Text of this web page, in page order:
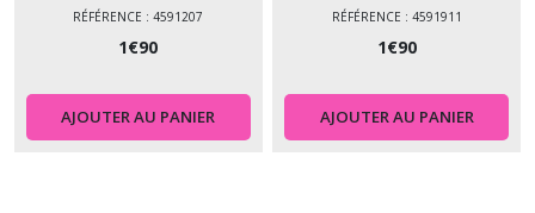
RÉFÉRENCE : 4591207
1€90
AJOUTER AU PANIER
RÉFÉRENCE : 4591911
1€90
AJOUTER AU PANIER